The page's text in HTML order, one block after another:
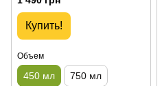
Купить!
Объем
450 мл 750 мл